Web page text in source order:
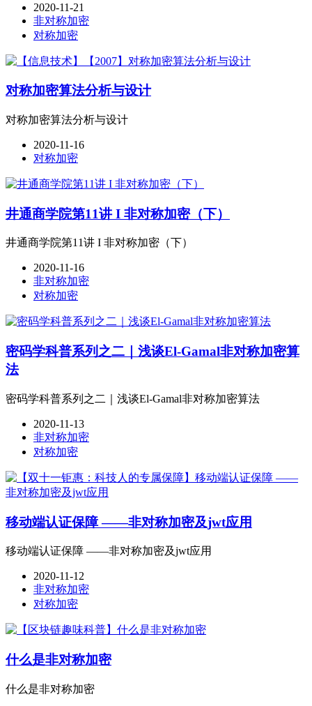
2020-11-21
非对称加密
对称加密
对称加密算法分析与设计
对称加密算法分析与设计
2020-11-16
对称加密
井通商学院第11讲 I 非对称加密（下）
井通商学院第11讲 I 非对称加密（下）
2020-11-16
非对称加密
对称加密
密码学科普系列之二｜浅谈El-Gamal非对称加密算
法
密码学科普系列之二｜浅谈El-Gamal非对称加密算法
2020-11-13
非对称加密
对称加密
移动端认证保障 ——非对称加密及jwt应用
移动端认证保障 ——非对称加密及jwt应用
2020-11-12
非对称加密
对称加密
什么是非对称加密
什么是非对称加密